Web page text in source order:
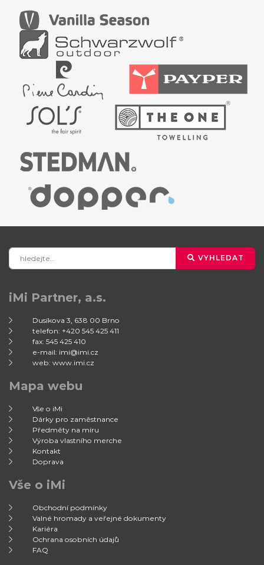
VYHLEDAT
iMi Partner, a.s.
Dusíkova 3, 638 00 Brno
telefon: +420 545 425 411
fax: 545 425 410
e-mail: imi@imi.cz
web: www.imi.cz
Mapa webu
Vše o iMi
Dárky pro zaměstnance
Předměty na míru
Výroba vlastního merche
Kontakt
Doprava
Vše o iMi
Obchodní podmínky
Valné hromady a veřejné dokumenty
Kariéra
Ochrana osobních údajů
FAQ